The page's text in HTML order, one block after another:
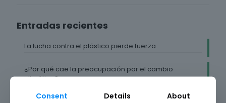
Entradas recientes
La lucha contra el plástico pierde fuerza
¿Por qué cae la preocupación por el cambio
climático?
Consent Details About